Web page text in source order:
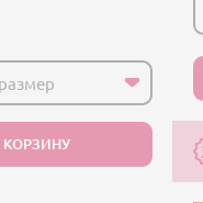
КОРЗИНУ